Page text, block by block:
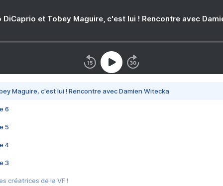
DiCaprio et Tobey Maguire, c'est lui ! Rencontre avec
Maguire, c'est lui ! Rencontre avec Damien Witecka
6
5
4
3
créatrices de la VF !